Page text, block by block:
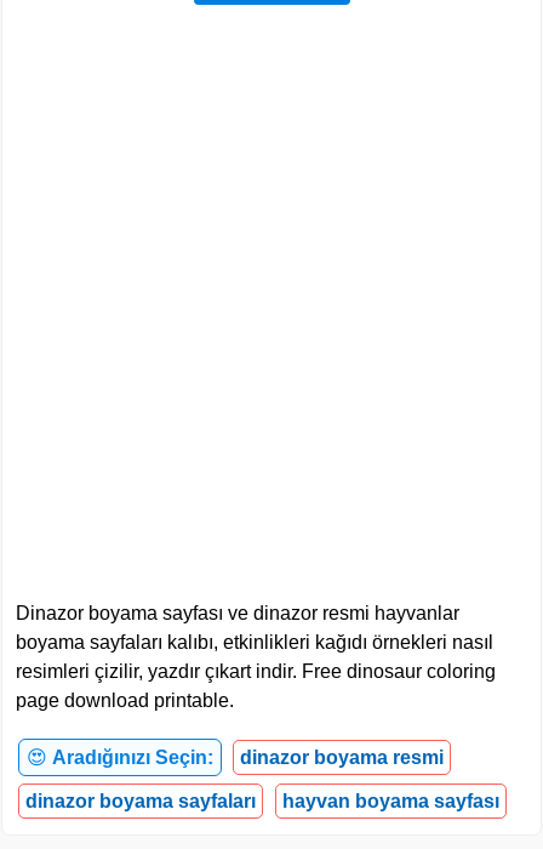
Dinazor boyama sayfası ve dinazor resmi hayvanlar
boyama sayfaları kalıbı, etkinlikleri kağıdı örnekleri nasıl
resimleri çizilir, yazdır çıkart indir. Free dinosaur coloring
page download printable.
😍 Aradığınızı Seçin: dinazor boyama resmi
dinazor boyama sayfaları hayvan boyama sayfası